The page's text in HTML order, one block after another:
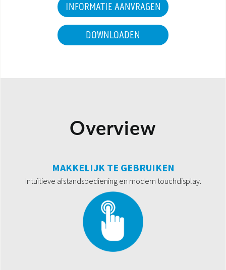
INFORMATIE AANVRAGEN
DOWNLOADEN
Overview
MAKKELIJK TE GEBRUIKEN
Intuïtieve afstandsbediening en modern touchdisplay.